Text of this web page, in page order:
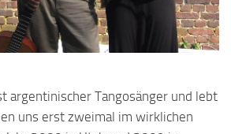
argentinischer Tangosänger und lebt
uns erst zweimal im wirklichen